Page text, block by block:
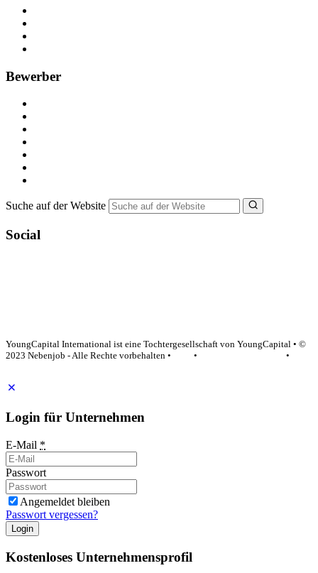
Bewerber
Suche auf der Website
Social
YoungCapital International ist eine Tochtergesellschaft von YoungCapital • ©
2023 Nebenjob - Alle Rechte vorbehalten •
•
•
Login für Unternehmen
E-Mail *
Passwort
Angemeldet bleiben
Passwort vergessen?
Login
Kostenloses Unternehmensprofil